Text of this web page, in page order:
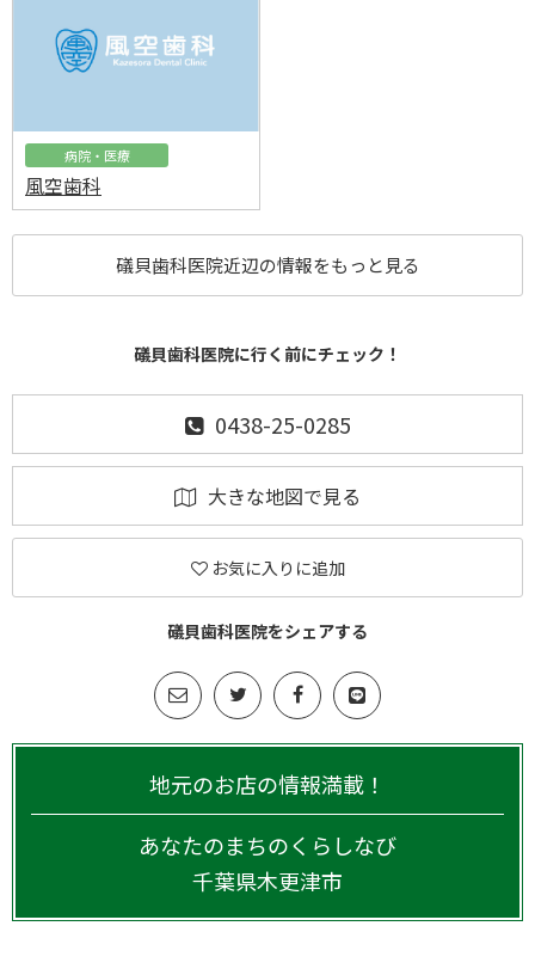
病院・医療
風空歯科
礒貝歯科医院近辺の情報をもっと見る
礒貝歯科医院に行く前にチェック！
0438-25-0285
大きな地図で見る
お気に入りに追加
礒貝歯科医院をシェアする
地元のお店の情報満載！
あなたのまちのくらしなび
千葉県木更津市